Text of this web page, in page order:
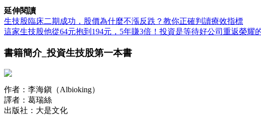
延伸閱讀
生技股臨床二期成功，股價為什麼不漲反跌？教你正確判讀療效指標
這家生技股他從64元抱到194元，5年賺3倍！投資是等待好公司重返榮耀
書籍簡介_投資生技股第一本書
作者：李海鎭（Albioking）
譯者：葛瑞絲
出版社：大是文化